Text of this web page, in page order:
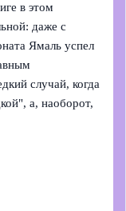
в этом
даже с
Ямаль успел
случай, когда
а, наоборот,